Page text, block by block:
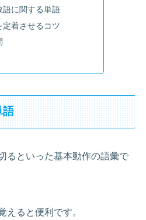
語に関する単語
定着させるコツ
語
るといった基本動作の語彙で
えると便利です。